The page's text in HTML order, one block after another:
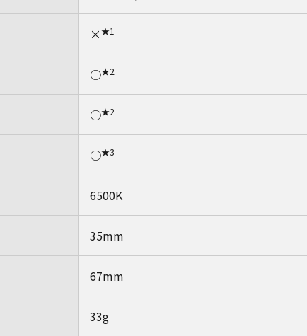
×★1
○★2
○★2
○★3
6500K
35mm
67mm
33g